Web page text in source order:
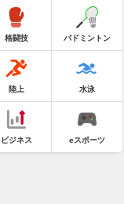
格闘技 バドミントン
陸上 水泳
ビジネス eスポーツ